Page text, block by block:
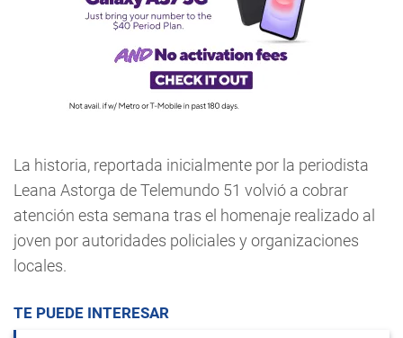
La historia, reportada inicialmente por la periodista
Leana Astorga de Telemundo 51 volvió a cobrar
atención esta semana tras el homenaje realizado al
joven por autoridades policiales y organizaciones
locales.
TE PUEDE INTERESAR